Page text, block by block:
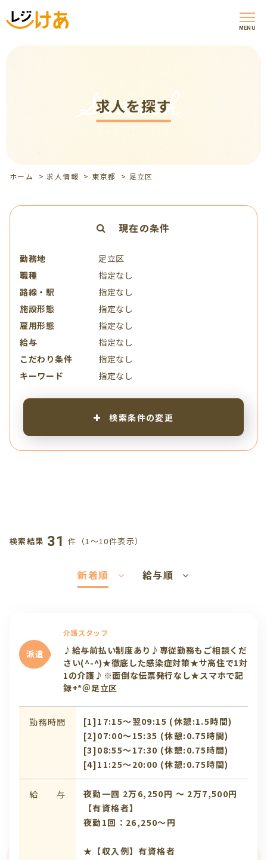
MENU
求人を探す
Search
ホーム >求人情報 > 東京都 > 足立区
現在の条件
勤務地
足立区
職種
指定なし
路線・駅
指定なし
施設形態
指定なし
雇用形態
指定なし
給与
指定なし
こだわり条件
指定なし
キーワード
指定なし
検索条件の変更
検索結果 31 件（1〜10件表示）
新着順 給与順
派遣
介護スタッフ
♪給与前払い制度あり♪専従勤務もご相談くだ
さい(^-^)★徹底した感染症対策★サ高住で1対
1の介護♪※面倒な伝票発行なし★スマホで記
録+*＠足立区
勤務時間
[1]17:15〜翌09:15 (休憩:1.5時間)
[2]07:00〜15:35 (休憩:0.75時間)
[3]08:55〜17:30 (休憩:0.75時間)
[4]11:25〜20:00 (休憩:0.75時間)
給 与
夜勤一回 2万6,250円 〜 2万7,500円
【有資格者】
夜勤1回：26,250～円
★【収入例】有資格者